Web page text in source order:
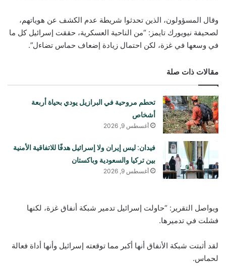
وقال المسؤولون، الذين تحدثوا شريطة عدم الكشف عن هوياتهم،
لصحيفة نيويورك تايمز: “من الناحية العسكرية، حققت إسرائيل كل ما
في وسعها في غزة، لكن احتمال زيادة إضعاف حماس تضاءل”.
مقالات ذات صلة
تحطم مروحية في البرازيل يودي بحياة أربعة
أشخاص
أغسطس 9, 2026
فيدان: ليس إيران ولا إسرائيل هدفًا للاتفاقية الأمنية
بين تركيا والسعودية وباكستان
أغسطس 9, 2026
ويواصل التقرير: “حاولت إسرائيل تدمير شبكة أنفاق غزة، لكنها
فشلت في تدميرها.
لقد أثبتت شبكة الأنفاق أنها أكبر مما توقعته إسرائيل وأنها أداة فعالة
لحماس.